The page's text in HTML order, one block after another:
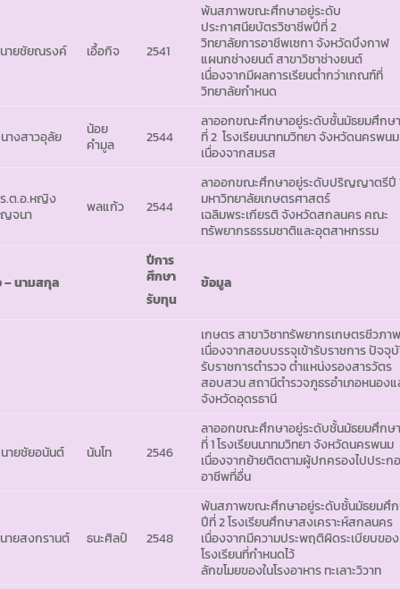
ายชัยณรงค์ เอื้อกิจ 2541
พ้นสภาพขณะศึกษาอยู่ระดับ
ประกาศนียบัตรวิชาชีพปีที่ 2
วิทยาลัยการอาชีพเซกา จังหวัดบึงกาฬ
แผนกช่างยนต์ สาขาวิชาช่างยนต์
เนื่องจากมีผลการเรียนต่ำกว่าเกณฑ์ที่
วิทยาลัยกำหนด
างสาวอุลัย
น้อย
คำมูล
2544
ลาออกขณะศึกษาอยู่ระดับชั้นมัธยมศึกษ
ที่ 2 โรงเรียนนาทมวิทยา จังหวัดนครพนม
เนื่องจากสมรส
.ต.อ.หญิง
จนา
พลแก้ว 2544
ลาออกขณะศึกษาอยู่ระดับปริญญาตรีปี
มหาวิทยาลัยเกษตรศาสตร์
เฉลิมพระเกียรติ จังหวัดสกลนคร คณะ
ทรัพยากรธรรมชาติและอุตสาหกรรม
– นามสกุล
ปีการ
ศึกษา
รับทุน
ข้อมูล
เกษตร สาขาวิชาทรัพยากรเกษตรชีวภา
เนื่องจากสอบบรรจุเข้ารับราชการ ปัจจุ
รับราชการตำรวจ ตำแหน่งรองสารวัตร
สอบสวน สถานีตำรวจภูธรอำเภอหนอง
จังหวัดอุดรธานี
ายชัยอนันต์ นันโท 2546
ลาออกขณะศึกษาอยู่ระดับชั้นมัธยมศึกษ
ที่ 1 โรงเรียนนาทมวิทยา จังหวัดนครพนม
เนื่องจากย้ายติดตามผู้ปกครองไปประก
อาชีพที่อื่น
ายสงกรานต์ ธนะศิลป์ 2548
พ้นสภาพขณะศึกษาอยู่ระดับชั้นมัธยมศึ
ปีที่ 2 โรงเรียนศึกษาสงเคราะห์สกลนคร
เนื่องจากมีความประพฤติผิดระเบียบของ
โรงเรียนที่กำหนดไว้
ลักขโมยของในโรงอาหาร ทะเลาะวิวาท